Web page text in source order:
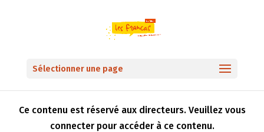
Sélectionner une page
Ce contenu est réservé aux directeurs. Veuillez vous
connecter pour accéder à ce contenu.